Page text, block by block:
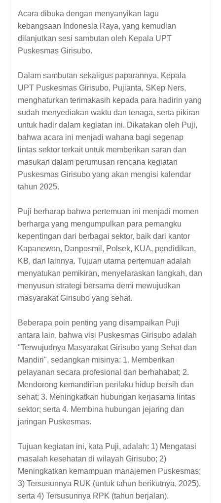
Acara dibuka dengan menyanyikan lagu
kebangsaan Indonesia Raya, yang kemudian
dilanjutkan sesi sambutan oleh Kepala UPT
Puskesmas Girisubo.
Dalam sambutan sekaligus paparannya, Kepala
UPT Puskesmas Girisubo, Pujianta, SKep Ners,
menghaturkan terimakasih kepada para hadirin yang
sudah menyediakan waktu dan tenaga, serta pikiran
untuk hadir dalam kegiatan ini. Dikatakan oleh Puji,
bahwa acara ini menjadi wahana bagi segenap
lintas sektor terkait untuk memberikan saran dan
masukan dalam perumusan rencana kegiatan
Puskesmas Girisubo yang akan mengisi kalendar
tahun 2025.
Puji berharap bahwa pertemuan ini menjadi momen
berharga yang mengumpulkan para pemangku
kepentingan dari berbagai sektor, baik dari kantor
Kapanewon, Danposmil, Polsek, KUA, pendidikan,
KB, dan lainnya. Tujuan utama pertemuan adalah
menyatukan pemikiran, menyelaraskan langkah, dan
menyusun strategi bersama demi mewujudkan
masyarakat Girisubo yang sehat.
Beberapa poin penting yang disampaikan Puji
antara lain, bahwa visi Puskesmas Girisubo adalah
"Terwujudnya Masyarakat Girisubo yang Sehat dan
Mandiri", sedangkan misinya: 1. Memberikan
pelayanan secara profesional dan berhahabat; 2.
Mendorong kemandirian perilaku hidup bersih dan
sehat; 3. Meningkatkan hubungan kerjasama lintas
sektor; serta 4. Membina hubungan jejaring dan
jaringan Puskesmas.
Tujuan kegiatan ini, kata Puji, adalah: 1) Mengatasi
masalah kesehatan di wilayah Girisubo; 2)
Meningkatkan kemampuan manajemen Puskesmas;
3) Tersusunnya RUK (untuk tahun berikutnya, 2025),
serta 4) Tersusunnya RPK (tahun berjalan).